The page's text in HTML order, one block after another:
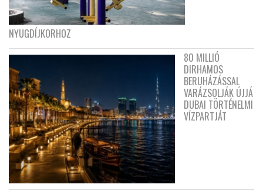
NYUGDÍJKORHOZ
80 MILLIÓ
DIRHAMOS
BERUHÁZÁSSAL
VARÁZSOLJÁK ÚJJÁ
DUBAI TÖRTÉNELMI
VÍZPARTJÁT